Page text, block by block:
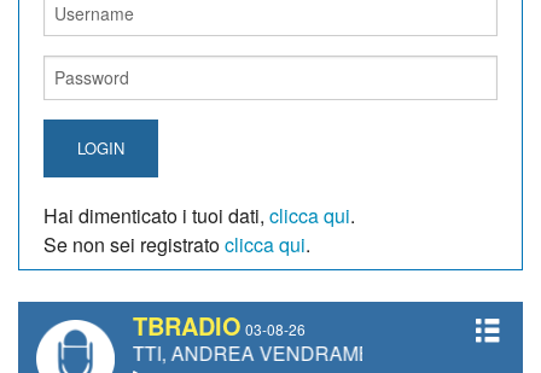
LOGIN
Hai dimenticato i tuoi dati, clicca qui.
Se non sei registratoclicca qui.
TBRADIO 03-08-26
ANDREA VENDRAME, FILIPPO FIORELLI